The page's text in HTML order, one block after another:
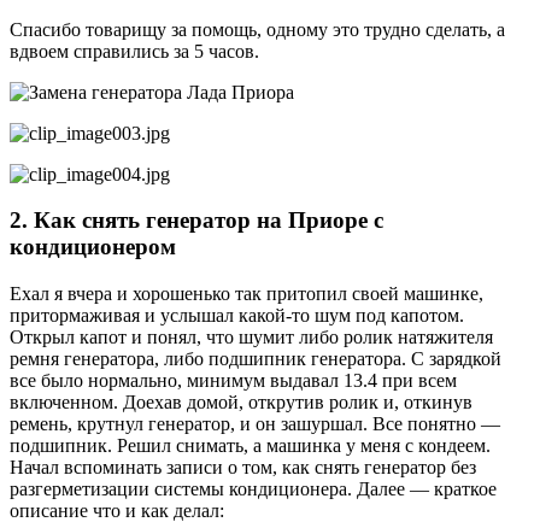
Спасибо товарищу за помощь, одному это трудно сделать, а
вдвоем справились за 5 часов.
2. Как снять генератор на Приоре с
кондиционером
Ехал я вчера и хорошенько так притопил своей машинке,
притормаживая и услышал какой-то шум под капотом.
Открыл капот и понял, что шумит либо ролик натяжителя
ремня генератора, либо подшипник генератора. С зарядкой
все было нормально, минимум выдавал 13.4 при всем
включенном. Доехав домой, открутив ролик и, откинув
ремень, крутнул генератор, и он зашуршал. Все понятно —
подшипник. Решил снимать, а машинка у меня с кондеем.
Начал вспоминать записи о том, как снять генератор без
разгерметизации системы кондиционера. Далее — краткое
описание что и как делал: